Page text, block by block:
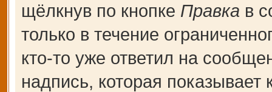
щёлкнув по кнопке Правка в
только в течение
кто-то уже ответил на
надпись, которая показывает